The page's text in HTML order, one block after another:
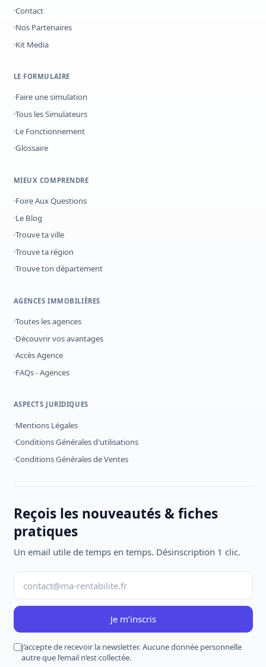
Contact
Nos Partenaires
Kit Media
LE FORMULAIRE
Faire une simulation
Tous les Simulateurs
Le Fonctionnement
Glossaire
MIEUX COMPRENDRE
Foire Aux Questions
Le Blog
Trouve ta ville
Trouve ta région
Trouve ton département
AGENCES IMMOBILIÈRES
Toutes les agences
Découvrir vos avantages
Accès Agence
FAQs - Agences
ASPECTS JURIDIQUES
Mentions Légales
Conditions Générales d'utilisations
Conditions Générales de Ventes
Reçois les nouveautés & fiches
pratiques
Un email utile de temps en temps. Désinscription 1 clic.
Je m’inscris
J’accepte de recevoir la newsletter. Aucune donnée personnelle
autre que l’email n’est collectée.